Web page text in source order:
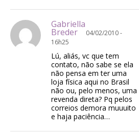
Gabriella
Breder
04/02/2010 -
16h25
Lú, aliás, vc que tem
contato, não sabe se ela
não pensa em ter uma
loja física aqui no Brasil
não ou, pelo menos, uma
revenda direta? Pq pelos
correios demora muuuito
e haja paciência…